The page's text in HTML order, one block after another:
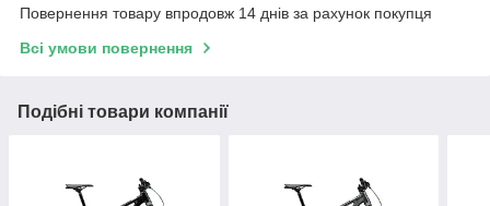
Повернення товару впродовж 14 днів за рахунок покупця
Всі умови повернення
Подібні товари компанії